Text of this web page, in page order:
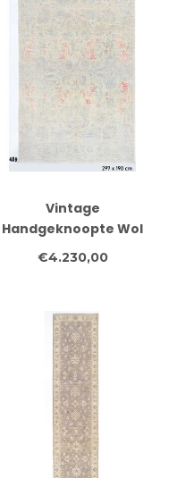
Vintage
Handgeknoopte Wol
Tapijt - Ziegler Patroon
€4.230,00